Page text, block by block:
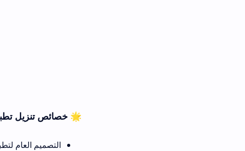
🌟 خصائص تنزيل تطبيق فضفض
التصميم العام لتطبيق فضفضه